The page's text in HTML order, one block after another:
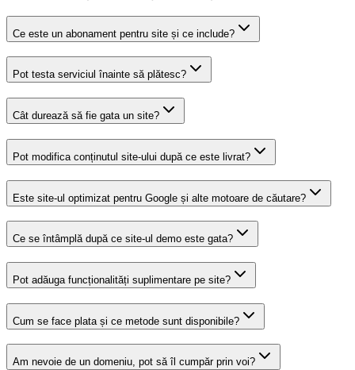
Ce este un abonament pentru site și ce include?
Pot testa serviciul înainte să plătesc?
Cât durează să fie gata un site?
Pot modifica conținutul site-ului după ce este livrat?
Este site-ul optimizat pentru Google și alte motoare de căutare?
Ce se întâmplă după ce site-ul demo este gata?
Pot adăuga funcționalități suplimentare pe site?
Cum se face plata și ce metode sunt disponibile?
Am nevoie de un domeniu, pot să îl cumpăr prin voi?